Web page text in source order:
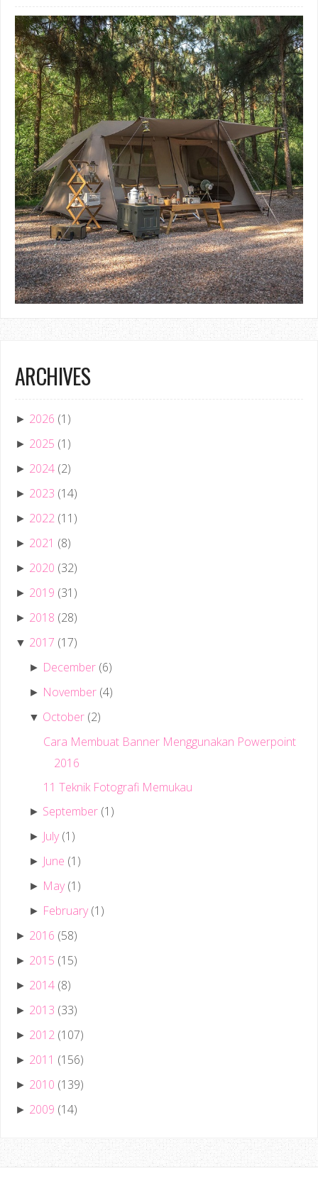
ARCHIVES
► 2026 (1)
► 2025 (1)
► 2024 (2)
► 2023 (14)
► 2022 (11)
► 2021 (8)
► 2020 (32)
► 2019 (31)
► 2018 (28)
▼ 2017 (17)
► December (6)
► November (4)
▼ October (2)
Cara Membuat Banner Menggunakan Powerpoint
2016
11 Teknik Fotografi Memukau
► September (1)
► July (1)
► June (1)
► May (1)
► February (1)
► 2016 (58)
► 2015 (15)
► 2014 (8)
► 2013 (33)
► 2012 (107)
► 2011 (156)
► 2010 (139)
► 2009 (14)